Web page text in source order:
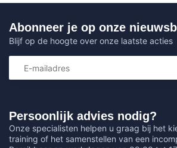
Persoonlijk advies nodig?
Onze specialisten helpen u graag bij het
training of het samenstellen van een
Abonneer je op onze
Blijf op de hoogte over onze laatste acties